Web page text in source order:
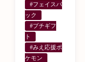
#フェイスパ
ック
#プチギフ
ト
#みえ応援ポ
ケモン